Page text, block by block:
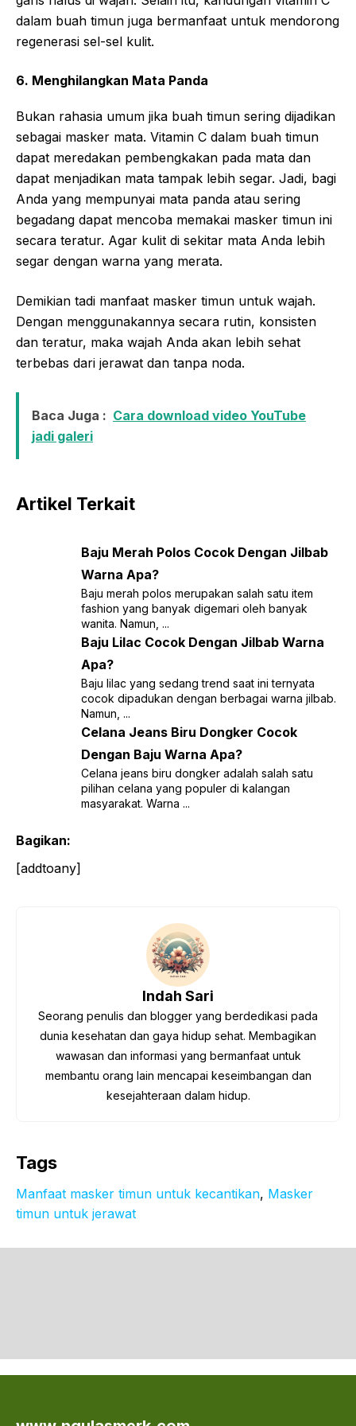
dalam buah timun juga bermanfaat untuk mendorong
regenerasi sel-sel kulit.
6. Menghilangkan Mata Panda
Bukan rahasia umum jika buah timun sering dijadikan
sebagai masker mata. Vitamin C dalam buah timun
dapat meredakan pembengkakan pada mata dan
dapat menjadikan mata tampak lebih segar. Jadi, bagi
Anda yang mempunyai mata panda atau sering
begadang dapat mencoba memakai masker timun ini
secara teratur. Agar kulit di sekitar mata Anda lebih
segar dengan warna yang merata.
Demikian tadi manfaat masker timun untuk wajah.
Dengan menggunakannya secara rutin, konsisten
dan teratur, maka wajah Anda akan lebih sehat
terbebas dari jerawat dan tanpa noda.
Baca Juga : Cara download video YouTube
jadi galeri
Artikel Terkait
Baju Merah Polos Cocok Dengan Jilbab
Warna Apa?
Baju merah polos merupakan salah satu item
fashion yang banyak digemari oleh banyak
wanita. Namun, ...
Baju Lilac Cocok Dengan Jilbab Warna
Apa?
Baju lilac yang sedang trend saat ini ternyata
cocok dipadukan dengan berbagai warna jilbab.
Namun, ...
Celana Jeans Biru Dongker Cocok
Dengan Baju Warna Apa?
Celana jeans biru dongker adalah salah satu
pilihan celana yang populer di kalangan
masyarakat. Warna ...
Bagikan:
[addtoany]
Indah Sari
Seorang penulis dan blogger yang berdedikasi pada
dunia kesehatan dan gaya hidup sehat. Membagikan
wawasan dan informasi yang bermanfaat untuk
membantu orang lain mencapai keseimbangan dan
kesejahteraan dalam hidup.
Tags
Manfaat masker timun untuk kecantikan, Masker
timun untuk jerawat